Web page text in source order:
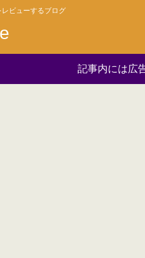
ビューするブログ
記事内には広